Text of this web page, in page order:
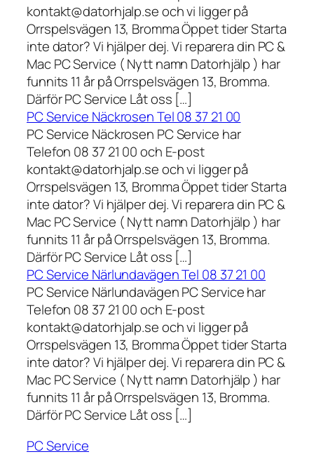
kontakt@datorhjalp.se och vi ligger på
Orrspelsvägen 13, Bromma Öppet tider Starta
inte dator? Vi hjälper dej. Vi reparera din PC &
Mac PC Service ( Nytt namn Datorhjälp ) har
funnits 11 år på Orrspelsvägen 13, Bromma.
Därför PC Service Låt oss […]
PC Service Näckrosen Tel 08 37 21 00
PC Service Näckrosen PC Service har
Telefon 08 37 21 00 och E-post
kontakt@datorhjalp.se och vi ligger på
Orrspelsvägen 13, Bromma Öppet tider Starta
inte dator? Vi hjälper dej. Vi reparera din PC &
Mac PC Service ( Nytt namn Datorhjälp ) har
funnits 11 år på Orrspelsvägen 13, Bromma.
Därför PC Service Låt oss […]
PC Service Närlundavägen Tel 08 37 21 00
PC Service Närlundavägen PC Service har
Telefon 08 37 21 00 och E-post
kontakt@datorhjalp.se och vi ligger på
Orrspelsvägen 13, Bromma Öppet tider Starta
inte dator? Vi hjälper dej. Vi reparera din PC &
Mac PC Service ( Nytt namn Datorhjälp ) har
funnits 11 år på Orrspelsvägen 13, Bromma.
Därför PC Service Låt oss […]
PC Service